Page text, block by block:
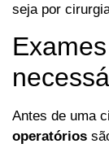
seja por
Antes de uma
operatórios